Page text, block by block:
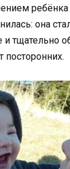
она
тщательно
посторонних.